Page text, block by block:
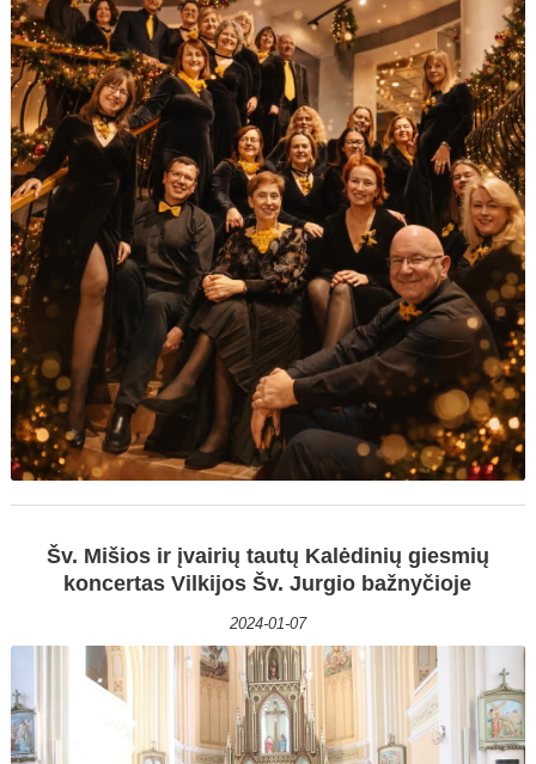
Šv. Mišios ir įvairių tautų Kalėdinių giesmių
koncertas Vilkijos Šv. Jurgio bažnyčioje
2024-01-07